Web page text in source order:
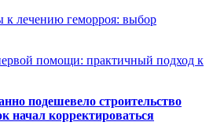
лечению геморроя: выбор
помощи: практичный подход к
подешевело строительство
начал корректироваться